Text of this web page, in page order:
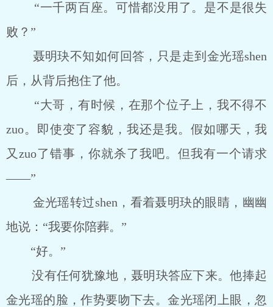
“一千两百座。可惜都没用了。是不是很失
败？”
聂明玦不知如何回答，只是走到金光瑶shen
后，从背后抱住了他。
“大哥，有时候，在那个位子上，我不得不
zuo。即使变了容貌，我还是我。假如哪天，我
又zuo了错事，你就杀了我吧。但我有一个请求
——”
金光瑶转过shen，看着聂明玦的眼睛，幽幽
地说：“我要你陪葬。”
“好。”
没有任何犹豫地，聂明玦答应下来。他捧起
金光瑶的脸，作势要吻下去。金光瑶闭上眼，忽